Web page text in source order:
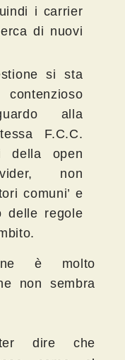
i carrier
di nuovi
si sta
alla
F.C.C.
della open
non
comuni’ e
delle regole
è molto
non sembra
dire che